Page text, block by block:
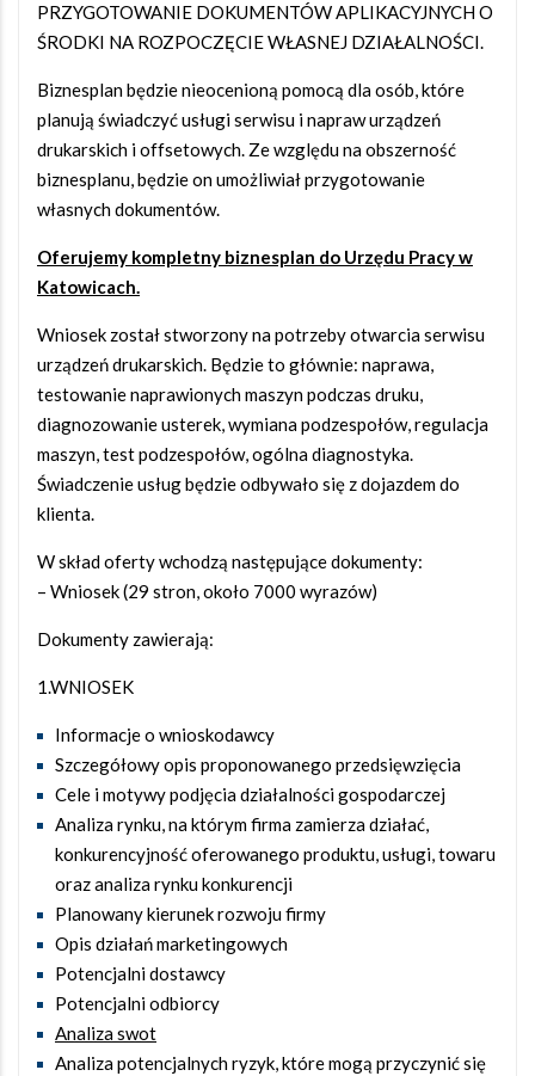
PRZYGOTOWANIE DOKUMENTÓW APLIKACYJNYCH O
ŚRODKI NA ROZPOCZĘCIE WŁASNEJ DZIAŁALNOŚCI.
Biznesplan będzie nieocenioną pomocą dla osób, które
planują świadczyć usługi serwisu i napraw urządzeń
drukarskich i offsetowych. Ze względu na obszerność
biznesplanu, będzie on umożliwiał przygotowanie
własnych dokumentów.
Oferujemy kompletny biznesplan do Urzędu Pracy w
Katowicach.
Wniosek został stworzony na potrzeby otwarcia serwisu
urządzeń drukarskich. Będzie to głównie: naprawa,
testowanie naprawionych maszyn podczas druku,
diagnozowanie usterek, wymiana podzespołów, regulacja
maszyn, test podzespołów, ogólna diagnostyka.
Świadczenie usług będzie odbywało się z dojazdem do
klienta.
W skład oferty wchodzą następujące dokumenty:
– Wniosek (29 stron, około 7000 wyrazów)
Dokumenty zawierają:
1.WNIOSEK
Informacje o wnioskodawcy
Szczegółowy opis proponowanego przedsięwzięcia
Cele i motywy podjęcia działalności gospodarczej
Analiza rynku, na którym firma zamierza działać,
konkurencyjność oferowanego produktu, usługi, towaru
oraz analiza rynku konkurencji
Planowany kierunek rozwoju firmy
Opis działań marketingowych
Potencjalni dostawcy
Potencjalni odbiorcy
Analiza swot
Analiza potencjalnych ryzyk, które mogą przyczynić się